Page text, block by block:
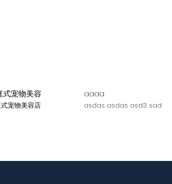
式宠物美容
宠物美容店
aaaa
asdas asdas asd3 sad